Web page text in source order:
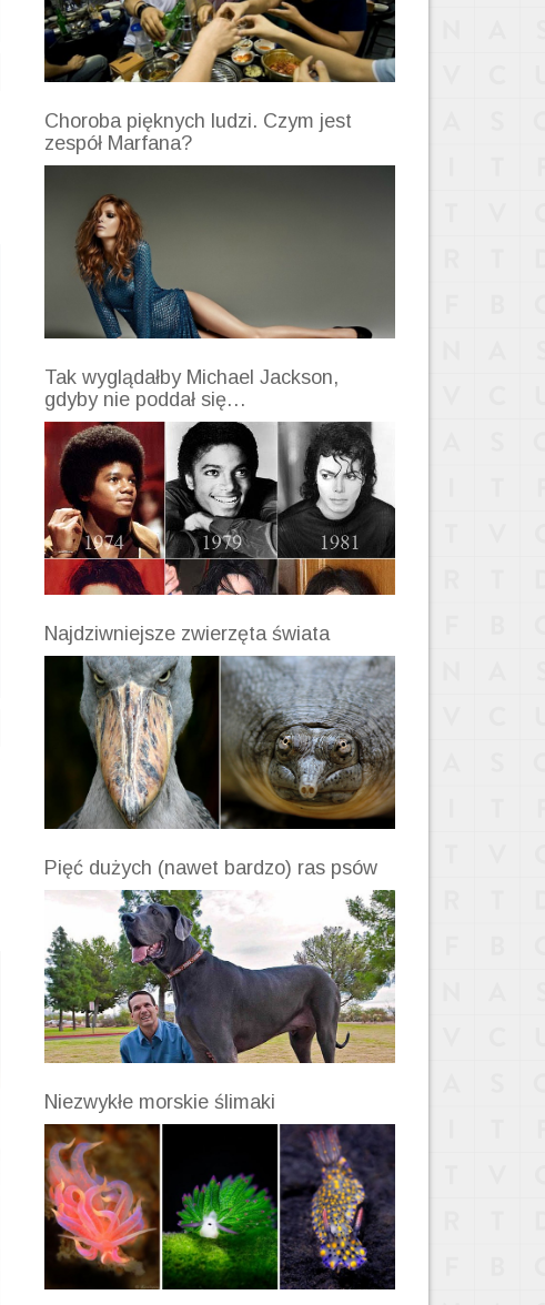
Choroba pięknych ludzi. Czym jest
zespół Marfana?
Tak wyglądałby Michael Jackson,
gdyby nie poddał się…
Najdziwniejsze zwierzęta świata
Pięć dużych (nawet bardzo) ras psów
Niezwykłe morskie ślimaki